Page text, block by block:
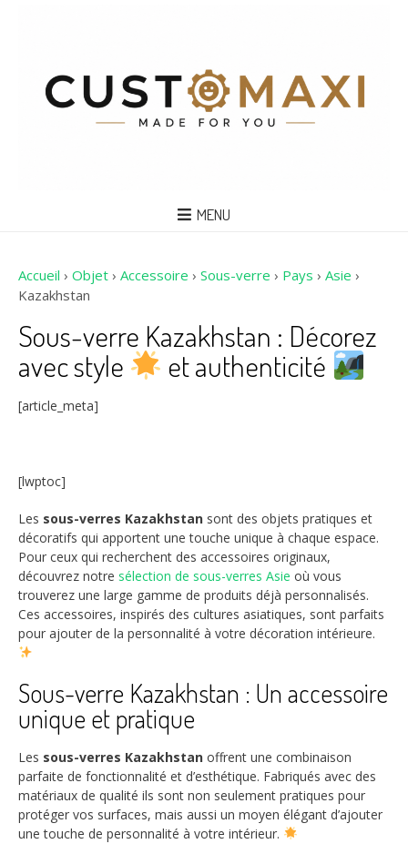
MENU
Accueil › Objet › Accessoire › Sous-verre › Pays › Asie ›
Kazakhstan
Sous-verre Kazakhstan : Décorez
avec style
et authenticité
[article_meta]
[lwptoc]
Les sous-verres Kazakhstan sont des objets pratiques et
décoratifs qui apportent une touche unique à chaque espace.
Pour ceux qui recherchent des accessoires originaux,
découvrez notre sélection de sous-verres Asie où vous
trouverez une large gamme de produits déjà personnalisés.
Ces accessoires, inspirés des cultures asiatiques, sont parfaits
pour ajouter de la personnalité à votre décoration intérieure.
Sous-verre Kazakhstan : Un accessoire
unique et pratique
Les sous-verres Kazakhstan offrent une combinaison
parfaite de fonctionnalité et d’esthétique. Fabriqués avec des
matériaux de qualité ils sont non seulement pratiques pour
protéger vos surfaces, mais aussi un moyen élégant d’ajouter
une touche de personnalité à votre intérieur.